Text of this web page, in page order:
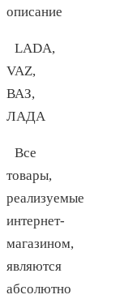
описание
LADA,
VAZ,
ВАЗ,
ЛАДА
Все
товары,
реализуемые
интернет-
магазином,
являются
абсолютно